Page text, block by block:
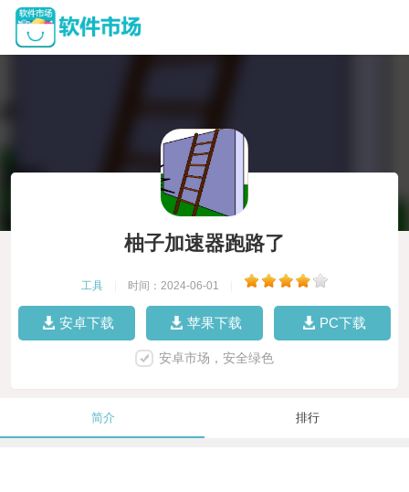
柚子加速器跑路了
工具 时间：2024-06-01
安卓下载 苹果下载 PC下载
安卓市场，安全绿色
简介 排行